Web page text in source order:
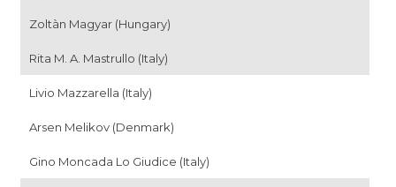
Zoltàn Magyar (Hungary)
Rita M. A. Mastrullo (Italy)
Livio Mazzarella (Italy)
Arsen Melikov (Denmark)
Gino Moncada Lo Giudice (Italy)